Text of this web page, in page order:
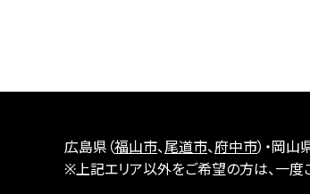
広島県（福山市、尾道市、府中市）・岡山
※上記エリア以外をご希望の方は、一度